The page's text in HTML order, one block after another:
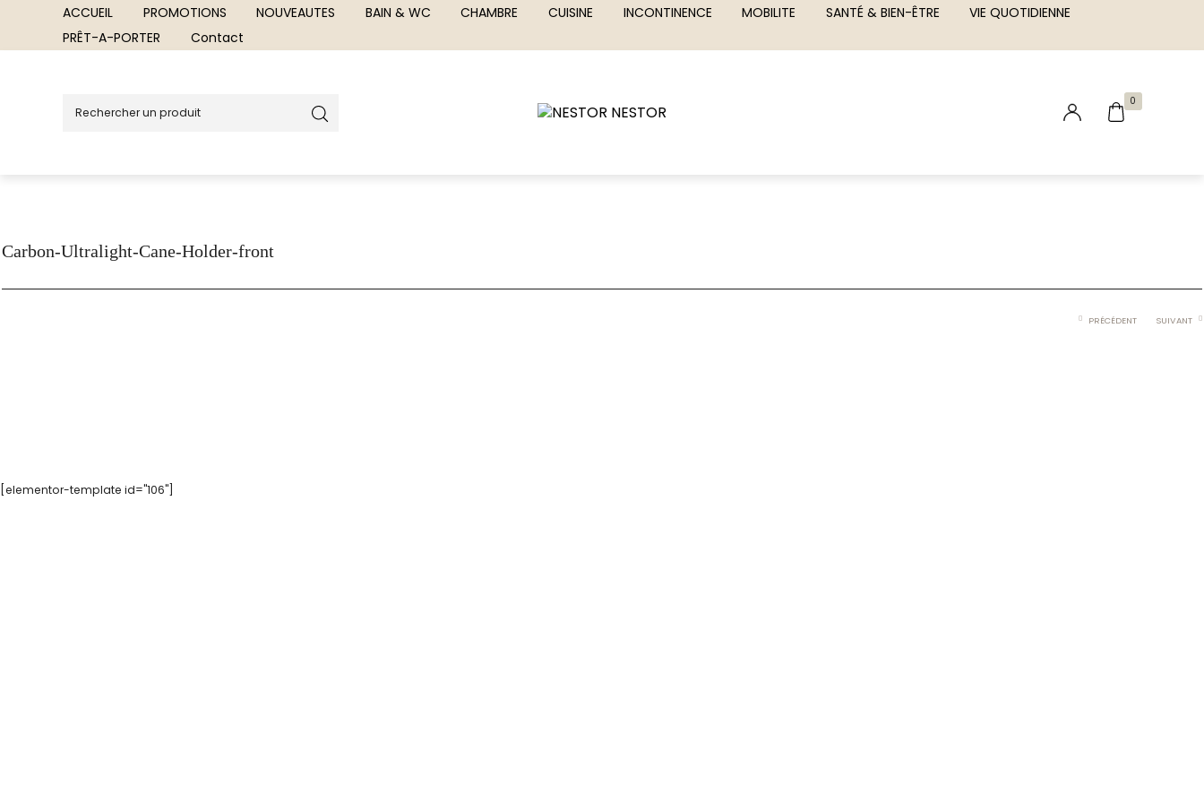
ACCUEIL PROMOTIONS NOUVEAUTES BAIN & WC CHAMBRE CUISINE INCONTINENCE MOBILITE SANTÉ & BIEN-ÊTRE
VIE QUOTIDIENNE
PRÊT-A-PORTER
Contact
0
Carbon-Ultralight-Cane-Holder-front
PRÉCÉDENT SUIVANT
[elementor-template id="106"]